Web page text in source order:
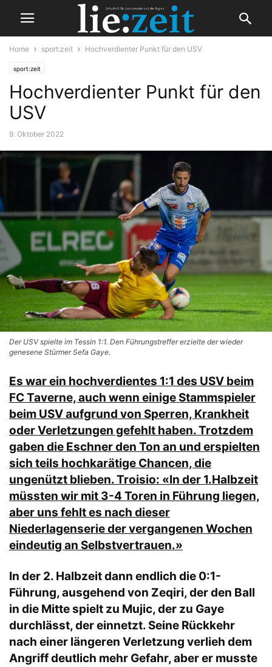
Home sport:zeit Hochverdienter Punkt für den USV
sport:zeit
Hochverdienter Punkt für den
USV
9. Oktober 2022
Der USV spielte im Tessin 1:1. Den Führungstreffer erzielte der wieder
genesene Stürmer Sefa Gaye.
Es war ein hochverdientes 1:1 des USV beim
FC Taverne, auch wenn einige Stammspieler
beim USV aufgrund von Sperren, Krankheit
oder Verletzungen gefehlt haben. Trotzdem
gaben die Eschner den Ton an und erspielten
sich teils hochkarätige Chancen, die
ungenützt blieben. Troisio: «In der 1.Halbzeit
müssten wir mit 3-4 Toren in Führung liegen,
aber uns fehlt es nach dieser
Niederlagenserie der vergangenen Wochen
eindeutig an Selbstvertrauen.»
In der 2. Halbzeit dann endlich die 0:1-
Führung, ausgehend von Zeqiri, der den Ball
in die Mitte spielt zu Mujic, der zu Gaye
durchlässt, der einnetzt. Seine Rückkehr
nach einer längeren Verletzung verlieh dem
Angriff deutlich mehr Gefahr, aber er musste